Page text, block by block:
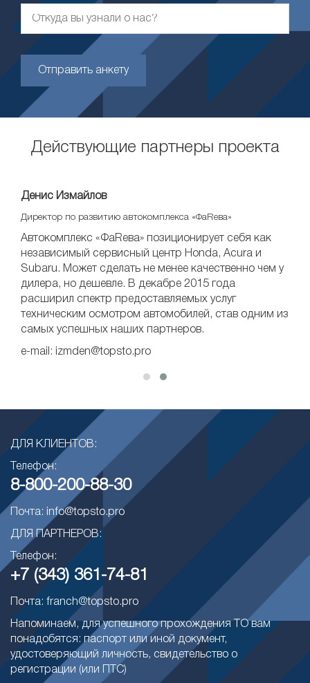
Отправить анкету
Действующие партнеры проекта
Денис Измайлов
Директор по развитию автокомплекса «ФаRева»
Автокомплекс «ФаRева» позиционирует себя как
независимый сервисный центр Honda, Acura и
Subaru. Может сделать не менее качественно чем у
дилера, но дешевле. В декабре 2015 года
расширил спектр предоставляемых услуг
техническим осмотром автомобилей, став одним из
самых успешных наших партнеров.
e-mail: izmden@topsto.pro
ДЛЯ КЛИЕНТОВ:
Телефон:
8-800-200-88-30
Почта: info@topsto.pro
ДЛЯ ПАРТНЕРОВ:
Телефон:
+7 (343) 361-74-81
Почта: franch@topsto.pro
Напоминаем, для успешного прохождения ТО вам
понадобятся: паспорт или иной документ,
удостоверяющий личность, свидетельство о
регистрации (или ПТС)